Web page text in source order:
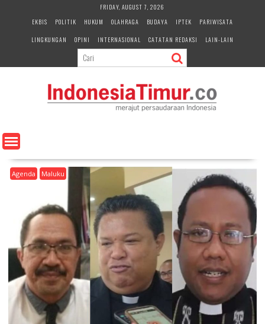
e
n
FRIDAY, AUGUST 7, 2026
EKBIS
POLITIK HUKUM OLAHRAGA BUDAYA IPTEK
PARIWISATA
LINGKUNGAN
OPINI INTERNASIONAL CATATAN REDAKSI LAIN-LAIN
Agenda Maluku